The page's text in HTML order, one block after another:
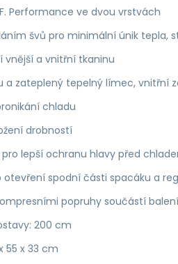
Performance ve dvou vrstvách
švů pro minimální únik tepla,
vnější a vnitřní tkaninu
a zateplený tepelný límec, vnitřní
chladu
drobností
lepší ochranu hlavy před
otevření spodní části spacáku a
popruhy součástí balení
200 cm
55 x 33 cm